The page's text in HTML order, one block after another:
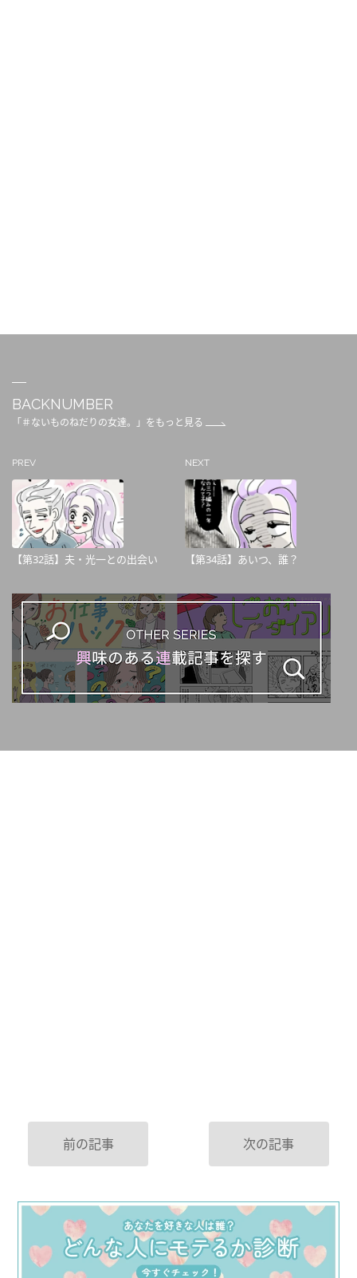
BACKNUMBER
「＃ないものねだりの女達。」をもっと見る
PREV
【第32話】夫・光一との出会い
NEXT
【第34話】あいつ、誰？
前の記事 次の記事